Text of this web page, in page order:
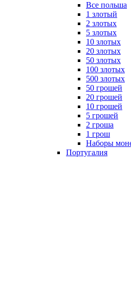
Все польша
1 злотый
2 злотых
5 злотых
10 злотых
20 злотых
50 злотых
100 злотых
500 злотых
50 грошей
20 грошей
10 грошей
5 грошей
2 гроша
1 грош
Наборы
Португалия